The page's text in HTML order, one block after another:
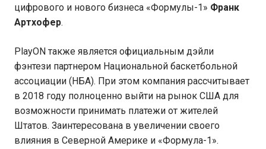
цифрового и нового бизнеса «Формулы-1» Франк
Артхофер.
PlayON также является официальным дэйли
фэнтези партнером Национальной баскетбольной
ассоциации (НБА). При этом компания рассчитывает
в 2018 году полноценно выйти на рынок США для
возможности принимать платежи от жителей
Штатов. Заинтересована в увеличении своего
влияния в Северной Америке и «Формула-1».